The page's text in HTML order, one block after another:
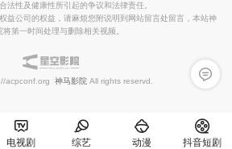
留言反
法性及健康性所引起的争议和法律责任。
益公司的权益，请麻烦您附说明到网站留言处留言，本站神
将第一时间处理与删除相关视频。
acpconf.org 神马影院 All rights reservd.
电视剧 综艺 动漫 抖音短剧